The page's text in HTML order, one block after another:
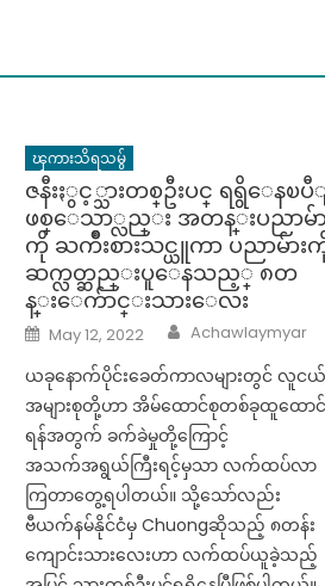
ၾကားသိရသမွ်
ဇနီးႏွင့္သားတစ္ဦးပင္ ရရွိေနၿပီ
ဖစ္ေသာ္လည္း အတန္းပညာမ်ာ
ကို ႀကိဳးစားသင္ယူကာ ပညာမ်ား
ဆက္လတ္ဆည္းပူေနသည့္ ၈တ
န္းေက်ာင္းသားေလး
Posted
on
May 12, 2022 Author
Achawlaymyar
ယခုနောက်ပိုင်းခေတ်ကာလများတွင် လူငယ်
အများစုတို့ဟာ အိမ်ထောင်စုတစ်ခုထူထောင်
ရန်အတွက် ခက်ခဲမှုတို့ကြောင့်
အသက်အရွယ်ကြီးရင့်မှသာ လက်ထပ်လာ
ကြတာတွေ့ရပါတယ်။ သို့သော်လည်း
ဗီယက်နမ်နိုင်ငံမှ Chuongဆိုသည့် ၈တန်း
ကျောင်းသားလေးဟာ လက်ထပ်ယူခဲ့သည့်